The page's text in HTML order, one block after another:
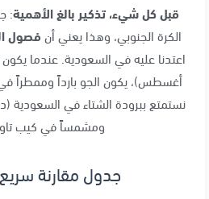
قبل كل شيء، تذكير بالغ الأهمية:
الكرة الجنوبي، وهذا يعني أنفصول
اعتدنا عليه في السعودية. عندما يكون
أغسطس)، يكون الجو بارداً وممطراً
نستمتع ببرودة الشتاء في السعودية
ومشمساً في كيب
جدول مقارنة